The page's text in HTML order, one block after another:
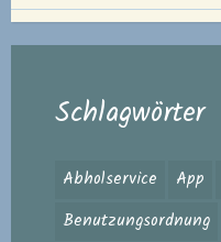
Schlagwörter
Abholservice App
Benutzungsordnung